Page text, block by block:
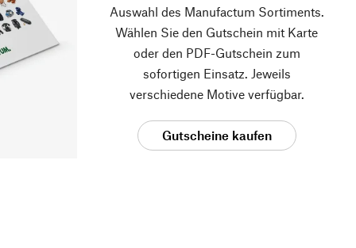
Auswahl des Manufactum Sortiments.
Wählen Sie den Gutschein mit Karte
oder den PDF-Gutschein zum
sofortigen Einsatz. Jeweils
verschiedene Motive verfügbar.
Gutscheine kaufen